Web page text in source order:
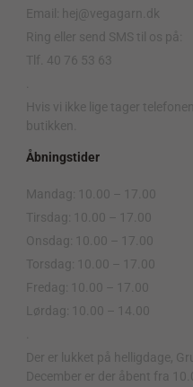
Email: hej@vegagarn.dk
Ring eller send SMS til os på:
Tlf. 40 76 53 63
Hvis vi ikke lige tager
butikken.
Åbningstider
Mandag: 10.00 – 17.00
Tirsdag: 10.00 – 17.00
Onsdag: 10.00 – 17.00
Torsdag: 10.00 – 17.00
Fredag: 10.00 – 17.00
Lørdag: 10.00 – 14.00
Der er lukket på helligdage,
December er der åbent fra